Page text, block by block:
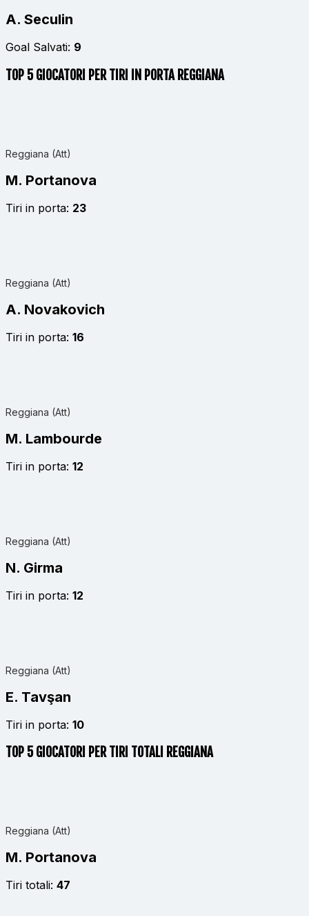
A. Seculin
Goal Salvati: 9
TOP 5 GIOCATORI PER TIRI IN PORTA REGGIANA
Reggiana (Att)
M. Portanova
Tiri in porta: 23
Reggiana (Att)
A. Novakovich
Tiri in porta: 16
Reggiana (Att)
M. Lambourde
Tiri in porta: 12
Reggiana (Att)
N. Girma
Tiri in porta: 12
Reggiana (Att)
E. Tavşan
Tiri in porta: 10
TOP 5 GIOCATORI PER TIRI TOTALI REGGIANA
Reggiana (Att)
M. Portanova
Tiri totali: 47